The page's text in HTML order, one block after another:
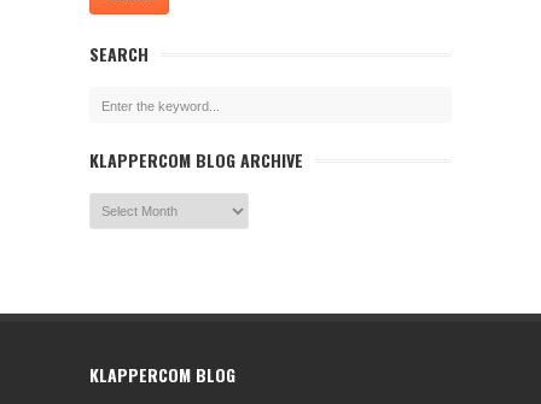
SEARCH
KLAPPERCOM BLOG ARCHIVE
KLAPPERCOM BLOG